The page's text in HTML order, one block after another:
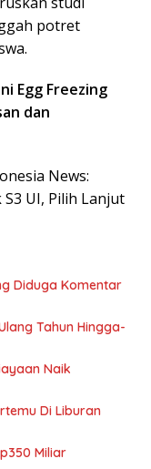
potret
Egg Freezing
dan
News:
UI, Pilih Lanjut
Diduga Komentar
Tahun Hingga-
Naik
Di Liburan
Miliar